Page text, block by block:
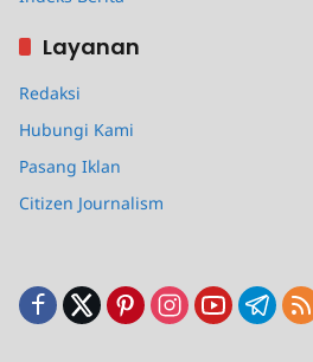
Layanan
Redaksi
Hubungi Kami
Pasang Iklan
Citizen Journalism